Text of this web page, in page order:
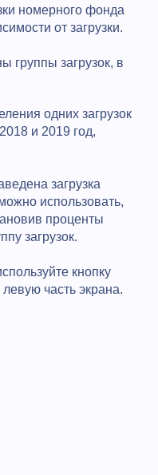
номерного фонда
от загрузки.
группы загрузок, в
одних загрузок
и 2019 год,
загрузка
использовать,
проценты
загрузок.
кнопку
часть экрана.